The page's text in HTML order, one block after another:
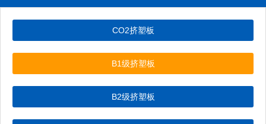
CO2挤塑板
B1级挤塑板
B2级挤塑板